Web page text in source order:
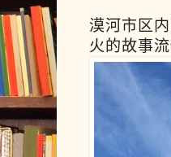
漠河市区
火的故事